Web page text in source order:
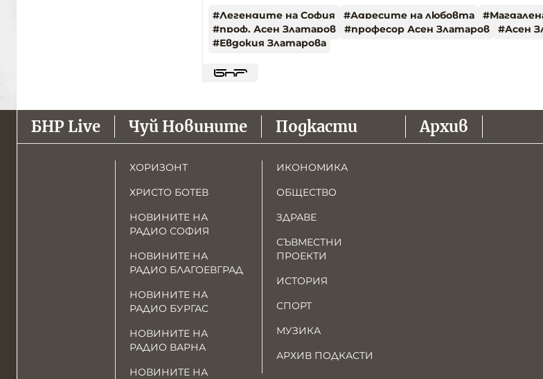
#Легендите на София #Адресите на любовта #
#проф. Асен Златаров #професор Асен Златаров #Асен
#Евдокия Златарова
БНР Live Чуй Новините
ХОРИЗОНТ
ХРИСТО БОТЕВ
НОВИНИТЕ НА
РАДИО СОФИЯ
НОВИНИТЕ НА
РАДИО БЛАГОЕВГРАД
НОВИНИТЕ НА
РАДИО БУРГАС
НОВИНИТЕ НА
РАДИО ВАРНА
НОВИНИТЕ НА
Подкасти
ИКОНОМИКА
ОБЩЕСТВО
ЗДРАВЕ
СЪВМЕСТНИ
ПРОЕКТИ
ИСТОРИЯ
СПОРТ
МУЗИКА
АРХИВ ПОДКАСТИ
Архив